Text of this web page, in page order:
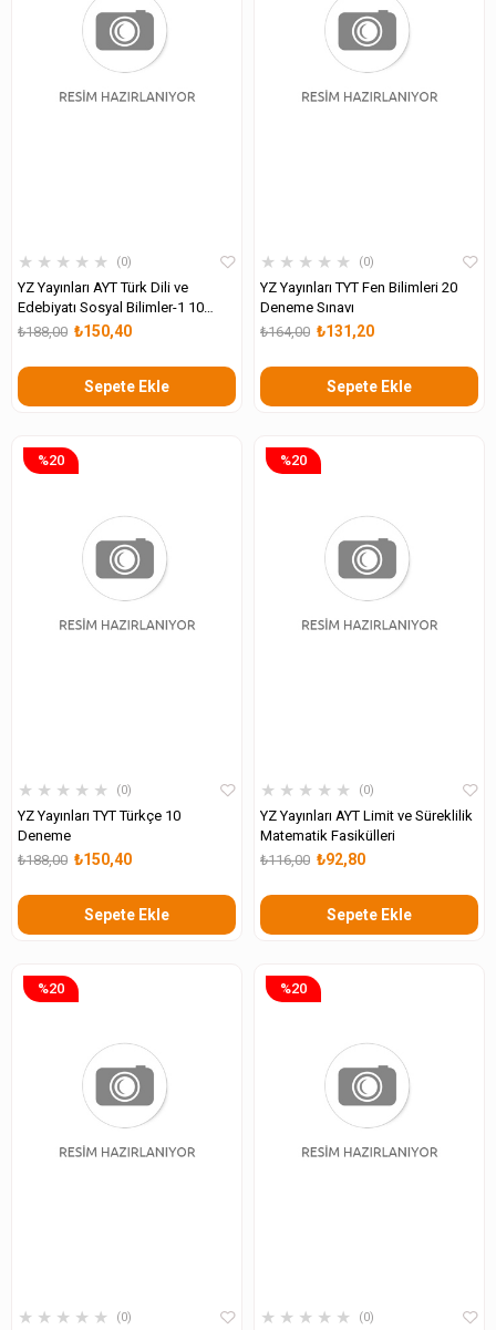
★ ★ ★ ★ ★ 0
YZ Yayınları AYT Türk Dili ve
Edebiyatı Sosyal Bilimler-1 10
Deneme Sınavı
₺150,40
₺188,00
Sepete Ekle
★ ★ ★ ★ ★ 0
YZ Yayınları TYT Fen Bilimleri 20
Deneme Sınavı
₺131,20
₺164,00
Sepete Ekle
★ ★ ★ ★ ★ 0
YZ Yayınları TYT Türkçe 10
Deneme
₺150,40
₺188,00
Sepete Ekle
%20
★ ★ ★ ★ ★ 0
YZ Yayınları AYT Limit ve Süreklilik
Matematik Fasikülleri
₺92,80
₺116,00
Sepete Ekle
%20
★ ★ ★ ★ ★ 0
%20
★ ★ ★ ★ ★ 0
%20